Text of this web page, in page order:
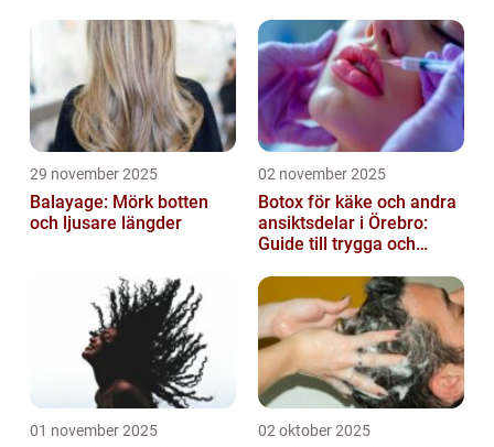
29 november 2025
Balayage: Mörk botten
och ljusare längder
02 november 2025
Botox för käke och andra
ansiktsdelar i Örebro:
Guide till trygga och
01 november 2025 02 oktober 2025